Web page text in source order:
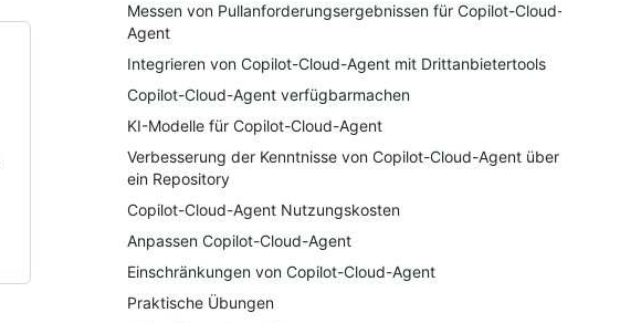
Messen von Pullanforderungsergebnissen für Copilot-Cloud-
Agent
Integrieren von Copilot-Cloud-Agent mit Drittanbietertools
Copilot-Cloud-Agent verfügbarmachen
KI-Modelle für Copilot-Cloud-Agent
Verbesserung der Kenntnisse von Copilot-Cloud-Agent über
ein Repository
Copilot-Cloud-Agent Nutzungskosten
Anpassen Copilot-Cloud-Agent
Einschränkungen von Copilot-Cloud-Agent
Praktische Übungen